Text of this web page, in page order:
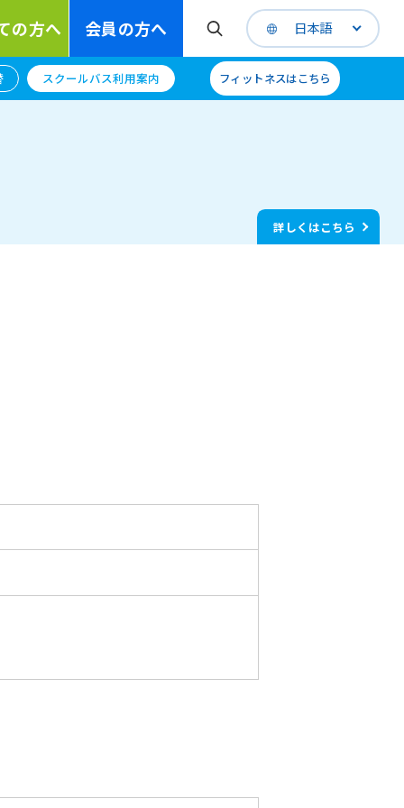
の方へ 会員の方へ 日本語
スクールバス利用案内 フィットネスはこちら
詳しくはこちら